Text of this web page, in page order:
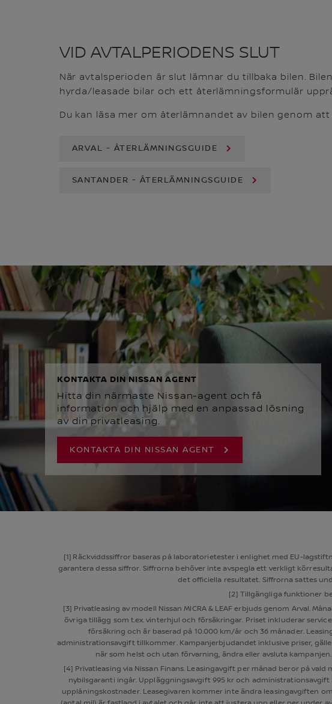
VID AVTALPERIODENS SLUT
När avtalsperioden är slut lämnar du tillbaka bilen.
hyrda/leasade bilar och ett återlämningsformulär
Du kan läsa mer om återlämnandet av bilen genom
ARVAL - ÅTERLÄMNINGSGUIDE
SANTANDER - ÅTERLÄMNINGSGUIDE
KONTAKTA DIN NISSAN AGENT
Hitta din närmaste Nissan-agent och få
information och hjälp med en anpassad lösning
av din privatleasing.
KONTAKTA DIN NISSAN AGENT ÖPPNA I NYTT FÖNSTER
[1] Räckviddssiffror baseras på laboratorietester i enlighet med EU-
garantera dessa siffror. Siffrorna behöver inte avspegla ett verkligt
det officiella resultatet. Siffrorna sattes
[2] Tillgängliga funktioner
[3] Privatleasing av modell Nissan MICRA & LEAF erbjuds genom Arval.
övriga tillägg som t.ex. vinterhjul och försäkringar. Priset inkluderar
försäkring och är baserad på 10.000 km/år och 36 månader.
administrationsavgift tillkommer. Kampanjerbjudandet inklusive priser,
när som helst och utan förvarning, ändra eller avsluta
[4] Privatleasing via Nissan Finans. Leasingavgift per månad beror på
nybilsgaranti ingår. Uppläggningsavgift 995 kr och
upplåningskostnader. Leasegivaren kommer inte ändra leasingavgiften